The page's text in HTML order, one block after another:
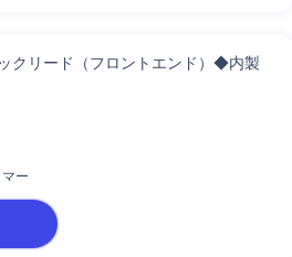
クリード（フロントエンド）◆内製
ー